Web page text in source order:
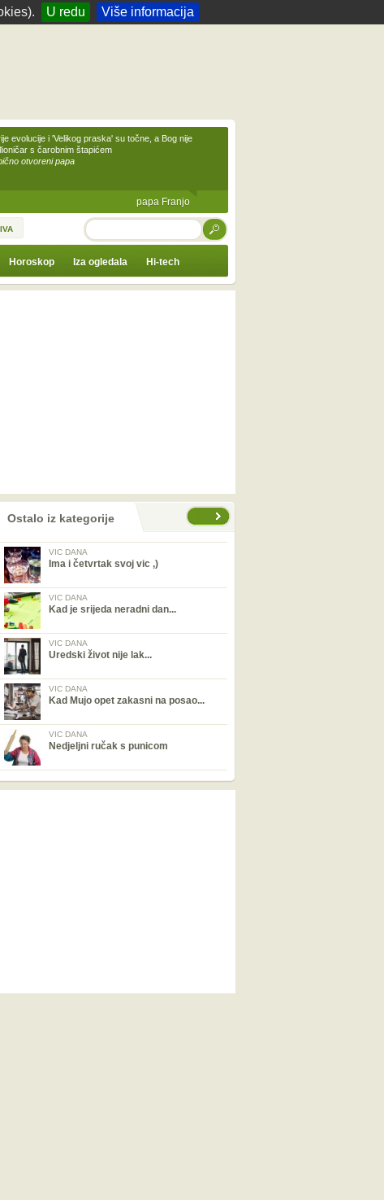
U redu Više informacija
evolucije i 'Velikog praska' su točne, a Bog nije
s čarobnim štapićem
otvoreni papa
papa Franjo
TRAŽI
Horoskop Iza ogledala Hi-tech
Ostalo iz kategorije
VIC DANA
Ima i četvrtak svoj vic ,)
VIC DANA
Kad je srijeda neradni dan...
VIC DANA
Uredski život nije lak...
VIC DANA
Kad Mujo opet zakasni na posao...
VIC DANA
Nedjeljni ručak s punicom